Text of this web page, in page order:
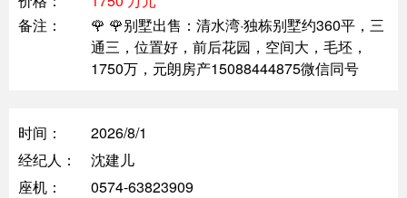
备注：
🌹 🌹别墅出售：清水湾·独栋别墅约360平，三
通三，位置好，前后花园，空间大，毛坯，
1750万，元朗房产15088444875微信同号
时间：
2026/8/1
经纪人：
沈建儿
座机：
0574-63823909